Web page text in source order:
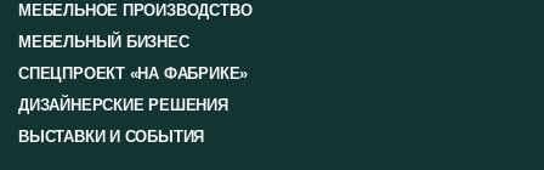
МЕБЕЛЬНОЕ ПРОИЗВОДСТВО
МЕБЕЛЬНЫЙ БИЗНЕС
СПЕЦПРОЕКТ «НА ФАБРИКЕ»
ДИЗАЙНЕРСКИЕ РЕШЕНИЯ
ВЫСТАВКИ И СОБЫТИЯ